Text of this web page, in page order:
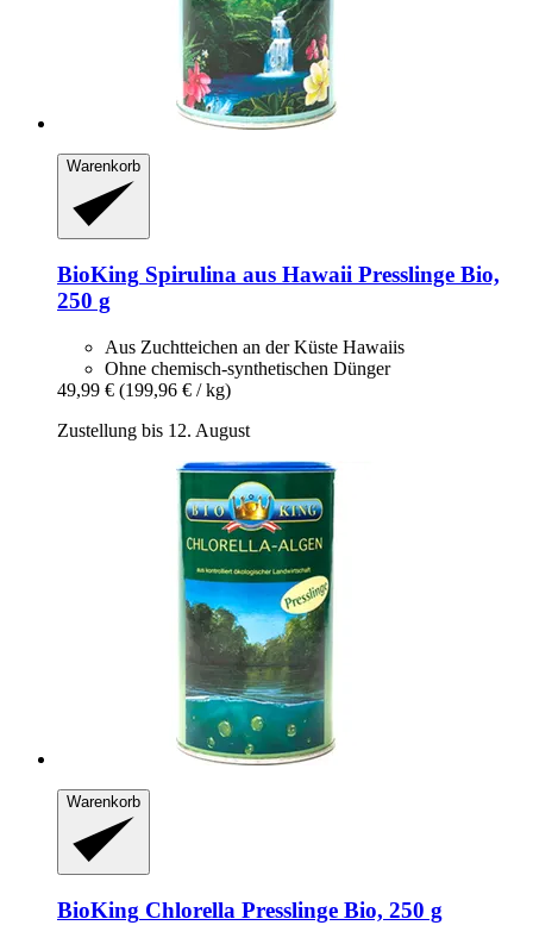
Warenkorb
BioKing Spirulina aus Hawaii Presslinge Bio,
250 g
Aus Zuchtteichen an der Küste Hawaiis
Ohne chemisch-synthetischen Dünger
49,99 € (199,96 € / kg)
Zustellung bis 12. August
Warenkorb
BioKing Chlorella Presslinge Bio, 250 g